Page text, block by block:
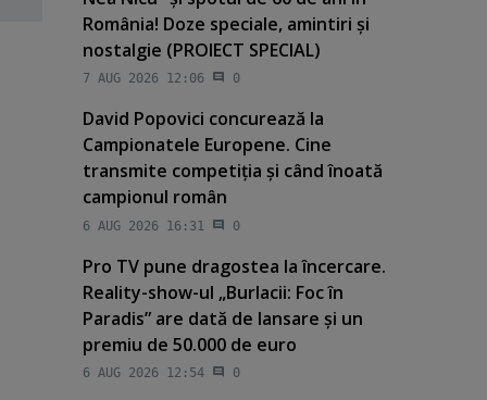
România! Doze speciale, amintiri şi
nostalgie (PROIECT SPECIAL)
7 AUG 2026 12:06 0
David Popovici concurează la
Campionatele Europene. Cine
transmite competiţia şi când înoată
campionul român
6 AUG 2026 16:31 0
Pro TV pune dragostea la încercare.
Reality-show-ul „Burlacii: Foc în
Paradis” are dată de lansare şi un
premiu de 50.000 de euro
6 AUG 2026 12:54 0